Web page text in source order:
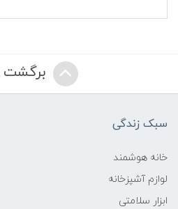
برگشت
سبک زندگی
خانه هوشمند
لوازم آشپزخانه
ابزار سلامتی